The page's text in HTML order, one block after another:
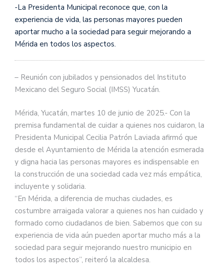
-La Presidenta Municipal reconoce que, con la
experiencia de vida, las personas mayores pueden
aportar mucho a la sociedad para seguir mejorando a
Mérida en todos los aspectos.
– Reunión con jubilados y pensionados del Instituto
Mexicano del Seguro Social (IMSS) Yucatán.
Mérida, Yucatán, martes 10 de junio de 2025.- Con la
premisa fundamental de cuidar a quienes nos cuidaron, la
Presidenta Municipal Cecilia Patrón Laviada afirmó que
desde el Ayuntamiento de Mérida la atención esmerada
y digna hacia las personas mayores es indispensable en
la construcción de una sociedad cada vez más empática,
incluyente y solidaria.
“En Mérida, a diferencia de muchas ciudades, es
costumbre arraigada valorar a quienes nos han cuidado y
formado como ciudadanos de bien. Sabemos que con su
experiencia de vida aún pueden aportar mucho más a la
sociedad para seguir mejorando nuestro municipio en
todos los aspectos”, reiteró la alcaldesa.